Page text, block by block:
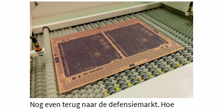
Nog even terug naar de defensiemarkt. Hoe